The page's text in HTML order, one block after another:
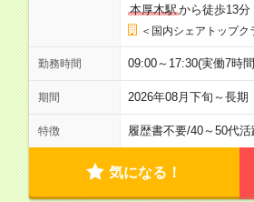
本厚木駅から徒歩13分
＜国内シェアトップ
勤務時間 09:00～17:30(実働7時
期間 2026年08月下旬～長
特徴 履歴書不要/40～50代活
気になる！